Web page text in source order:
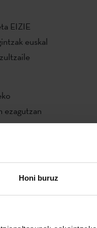
Honi buruz
EIZIE
euskal
ezagutzan